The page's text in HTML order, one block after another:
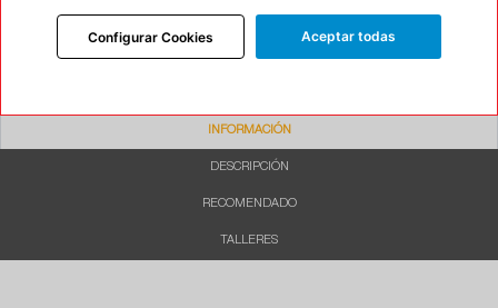
Etiqueta energética Información Eprel
INFORMACIÓN
DESCRIPCIÓN
RECOMENDADO
TALLERES
Configurar Cookies Aceptar todas